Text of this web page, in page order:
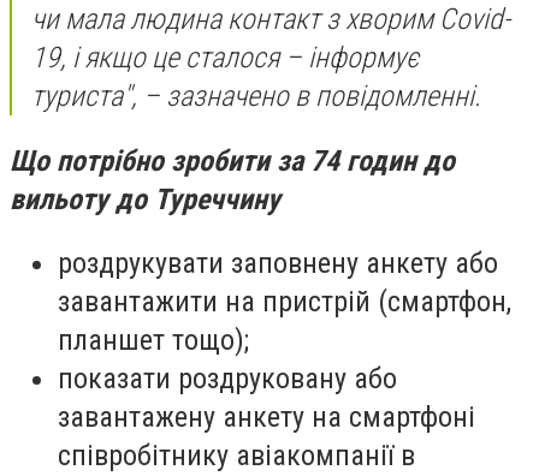
чи мала людина контакт з хворим Covid-
19, і якщо це сталося – інформує
туриста", – зазначено в повідомленні.
Що потрібно зробити за 74 годин до
вильоту до Туреччину
роздрукувати заповнену анкету або
завантажити на пристрій (смартфон,
планшет тощо);
показати роздруковану або
завантажену анкету на смартфоні
співробітнику авіакомпанії в